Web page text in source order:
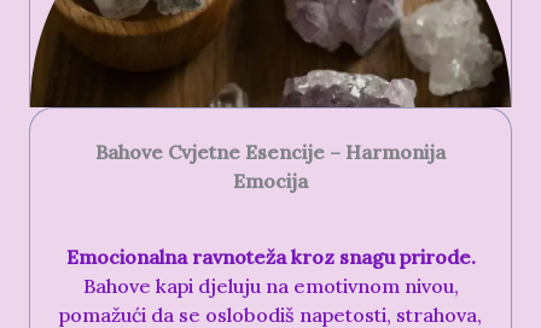
Bahove Cvjetne Esencije – Harmonija
Emocija
Emocionalna ravnoteža kroz snagu prirode.
Bahove kapi djeluju na emotivnom nivou,
pomažući da se oslobodiš napetosti, strahova,